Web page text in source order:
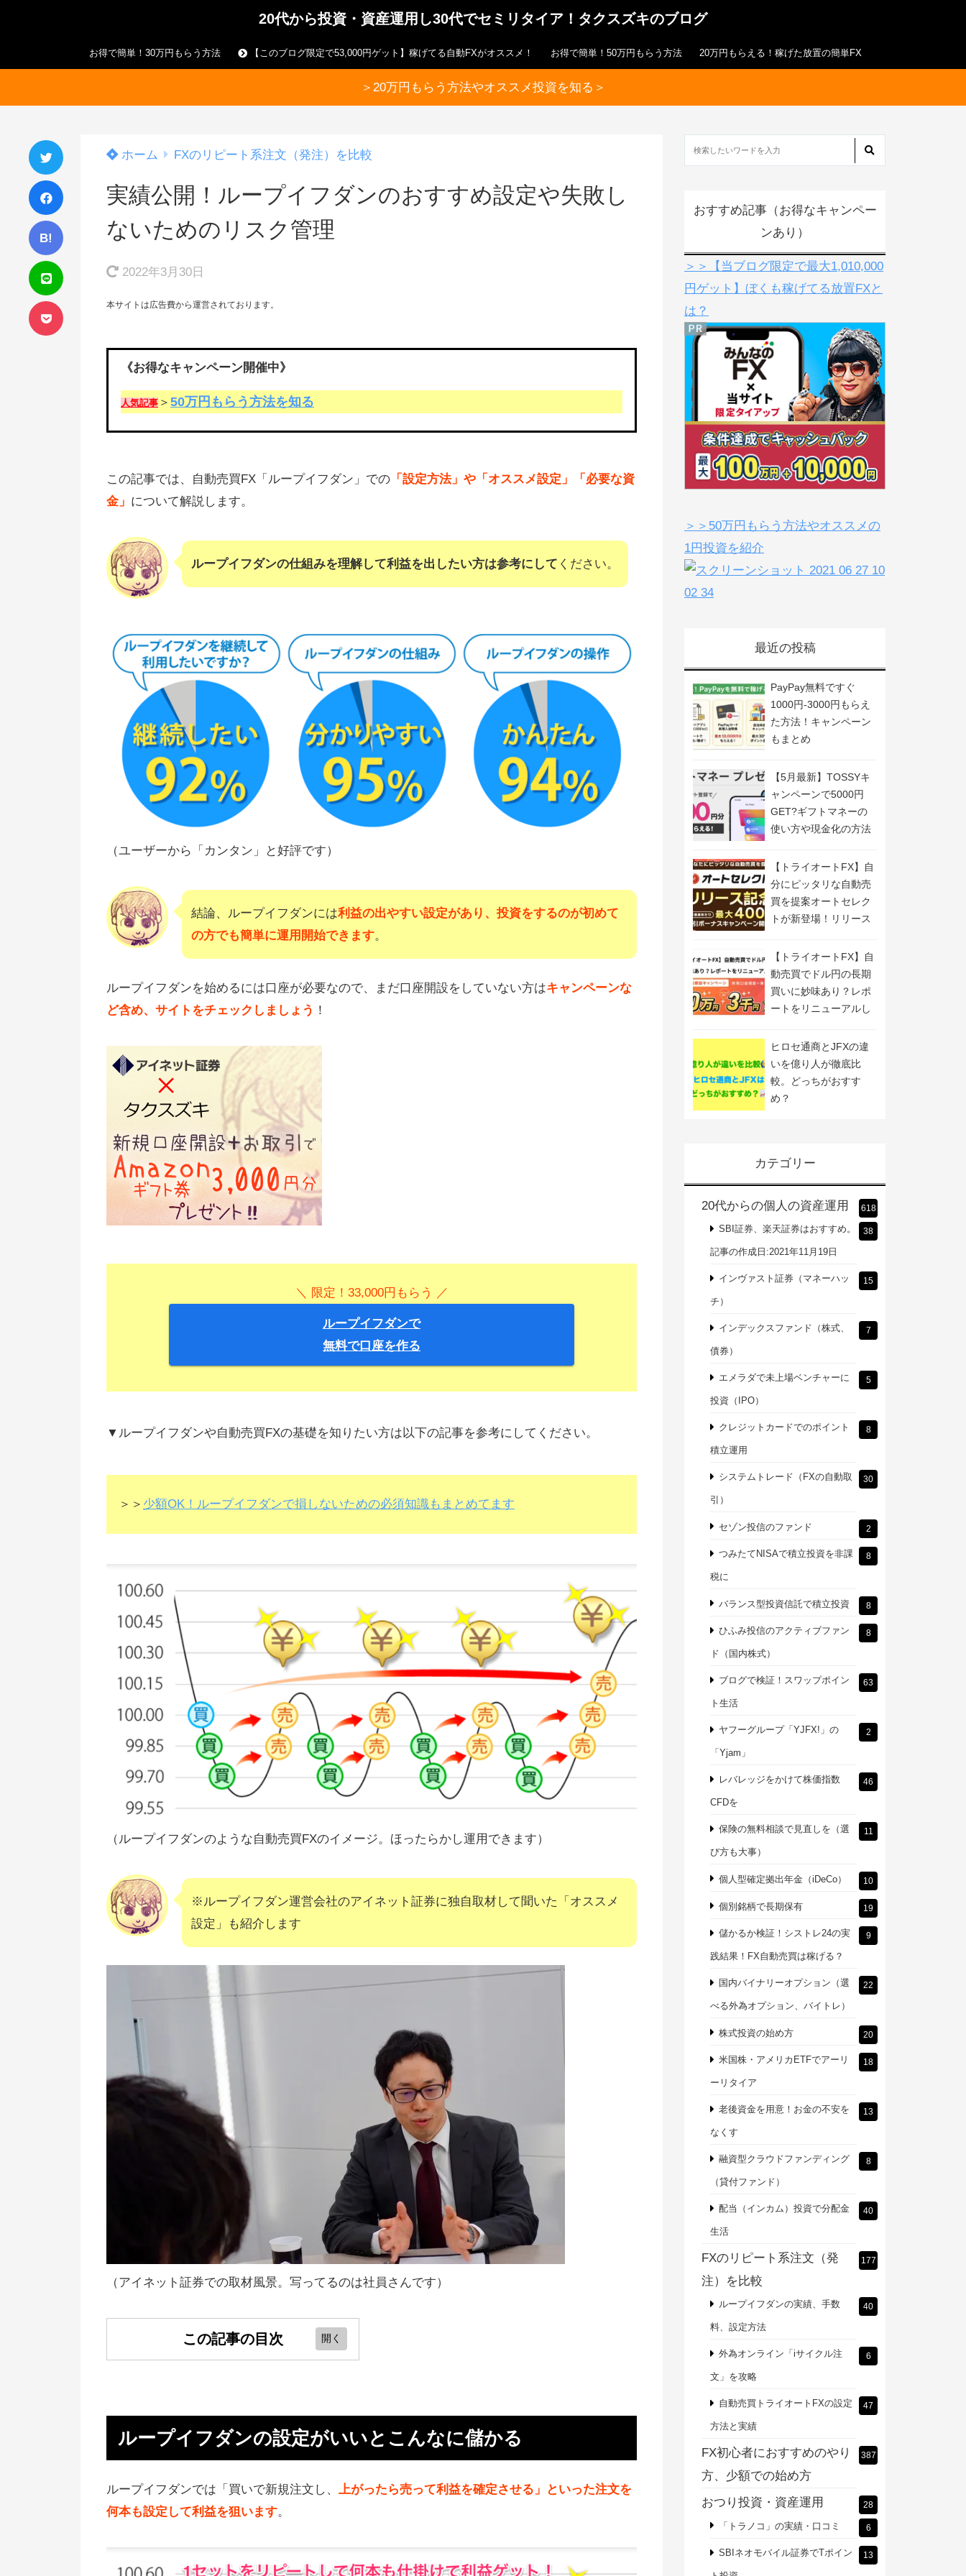
20代から投資・資産運用し30代でセミリタイア！タクスズキのブログ
お得で簡単！30万円もらう方法 【このブログ限定で53,000円ゲット】稼げてる自動FXがオススメ！ お得で簡単！50万円もらう方法 20万円もらえる！稼げた放置の簡単FX
＞20万円もらう方法やオススメ投資を知る＞
B!
ホーム FXのリピート系注文（発注）を比較
実績公開！ループイフダンのおすすめ設定や失敗し
ないためのリスク管理
2022年3月30日
本サイトは広告費から運営されております。
《お得なキャンペーン開催中》
人気記事 ＞ 50万円もらう方法を知る
この記事では、自動売買FX「ループイフダン」での 「設定方法」や「オススメ設定」「必要な資
金」 について解説します。
ループイフダンの仕組みを理解して利益を出したい方は参考にして ください。
（ユーザーから「カンタン」と好評です）
結論、ループイフダンには利益の出やすい設定があり、投資をするのが初めて
の方でも簡単に運用開始できます。
ループイフダンを始めるには口座が必要なので、まだ口座開設をしていない方はキャンペーンな
ど含め、サイトをチェックしましょう ！
＼ 限定！33,000円もらう ／
ループイフダンで
無料で口座を作る
▼ループイフダンや自動売買FXの基礎を知りたい方は以下の記事を参考にしてください。
＞＞ 少額OK！ループイフダンで損しないための必須知識もまとめてます
（ループイフダンのような自動売買FXのイメージ。ほったらかし運用できます）
※ループイフダン運営会社のアイネット証券に独自取材して聞いた「オススメ
設定」も紹介します
（アイネット証券での取材風景。写ってるのは社員さんです）
この記事の目次
ループイフダンの設定でのポイント
スワップの毎日の支払いに注意しよ
う
【結論】ループイフダンのおすすめ
ループイフダンでの設定方法（変更
ループイフダンの設定がいいとこんなに儲かる
ループイフダンでは「買いで新規注文し、 上がったら売って利益を確定させる」といった注文を
何本も設定して利益を狙います。
おすすめ記事（お得なキャンペー
ンあり）
＞＞【当ブログ限定で最大1,010,000
円ゲット】ぼくも稼げてる放置FXと
は？
＞＞50万円もらう方法やオススメの
1円投資を紹介
最近の投稿
PayPay無料ですぐ
1000円-3000円もらえ
た方法！キャンペーン
もまとめ
【5月最新】TOSSYキ
ャンペーンで5000円
GET?ギフトマネーの
使い方や現金化の方法
【トライオートFX】自
分にピッタリな自動売
買を提案オートセレク
トが新登場！リリース
催！
【トライオートFX】自
動売買でドル円の長期
買いに妙味あり？レポ
ートをリニューアルし
ヒロセ通商とJFXの違
いを億り人が徹底比
較。どっちがおすす
め？
カテゴリー
20代からの個人の資産運用 618
SBI証券、楽天証券はおすすめ。
記事の作成日:2021年11月19日
38
インヴァスト証券（マネーハッ
チ）
15
インデックスファンド（株式、
債券）
7
エメラダで未上場ベンチャーに
投資（IPO）
5
クレジットカードでのポイント
積立運用
8
システムトレード（FXの自動取
引）
30
セゾン投信のファンド 2
つみたてNISAで積立投資を非課
税に
8
バランス型投資信託で積立投資 8
ひふみ投信のアクティブファン
ド（国内株式）
8
ブログで検証！スワップポイン
ト生活
63
ヤフーグループ「YJFX!」の
「Yjam」
2
レバレッジをかけて株価指数
CFDを
46
保険の無料相談で見直しを（選
び方も大事）
11
個人型確定拠出年金（iDeCo） 10
個別銘柄で長期保有 19
儲かるか検証！シストレ24の実
践結果！FX自動売買は稼げる？
9
国内バイナリーオプション（選
べる外為オプション、バイトレ）
22
株式投資の始め方 20
米国株・アメリカETFでアーリ
ーリタイア
18
老後資金を用意！お金の不安を
なくす
13
融資型クラウドファンディング
（貸付ファンド）
8
配当（インカム）投資で分配金
生活
40
FXのリピート系注文（発
注）を比較
177
ループイフダンの実績、手数
料、設定方法
40
外為オンライン「iサイクル注
文」を攻略
6
自動売買トライオートFXの設定
方法と実績
47
FX初心者におすすめのやり
方、少額での始め方
387
おつり投資・資産運用 28
「トラノコ」の実績・口コミ 6
SBIネオモバイル証券でTポイン 13